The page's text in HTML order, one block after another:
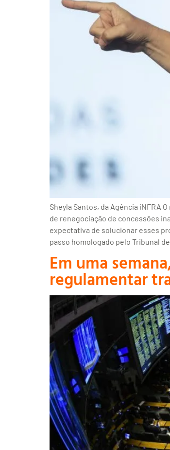
Sheyla Santos, da Agência iNFRA
de renegociação de concessões
expectativa de solucionar esses
passo homologado pelo Tribunal
Em uma
regulamentar